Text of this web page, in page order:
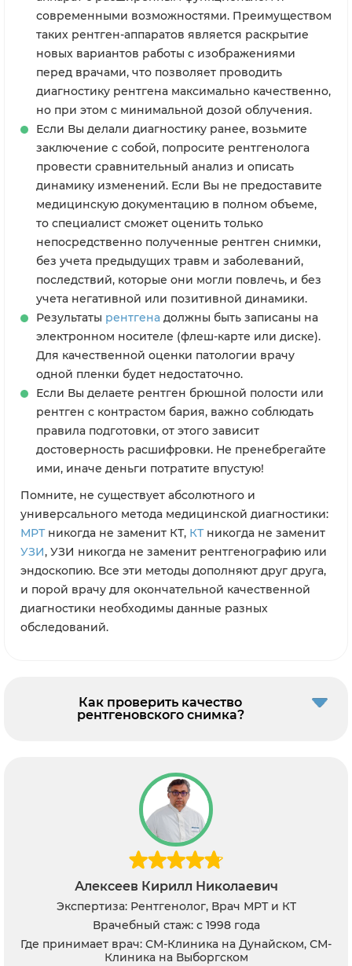
современными возможностями. Преимуществом
таких рентген-аппаратов является раскрытие
новых вариантов работы с изображениями
перед врачами, что позволяет проводить
диагностику рентгена максимально качественно,
но при этом с минимальной дозой облучения.
Если Вы делали диагностику ранее, возьмите
заключение с собой, попросите рентгенолога
провести сравнительный анализ и описать
динамику изменений. Если Вы не предоставите
медицинскую документацию в полном объеме,
то специалист сможет оценить только
непосредственно полученные рентген снимки,
без учета предыдущих травм и заболеваний,
последствий, которые они могли повлечь, и без
учета негативной или позитивной динамики.
Результаты рентгена должны быть записаны на
электронном носителе (флеш-карте или диске).
Для качественной оценки патологии врачу
одной пленки будет недостаточно.
Если Вы делаете рентген брюшной полости или
рентген с контрастом бария, важно соблюдать
правила подготовки, от этого зависит
достоверность расшифровки. Не пренебрегайте
ими, иначе деньги потратите впустую!
Помните, не существует абсолютного и
универсального метода медицинской диагностики:
МРТникогда не заменит КТ, КТникогда не заменит
УЗИ, УЗИ никогда не заменит рентгенографию или
эндоскопию. Все эти методы дополняют друг друга,
и порой врачу для окончательной качественной
диагностики необходимы данные разных
обследований.
Как проверить качество
рентгеновского снимка?
Алексеев Кирилл Николаевич
Экспертиза: Рентгенолог, Врач МРТ и КТ
Врачебный стаж: с 1998 года
Где принимает врач: СМ-Клиника на Дунайском, СМ-
Клиника на Выборгском